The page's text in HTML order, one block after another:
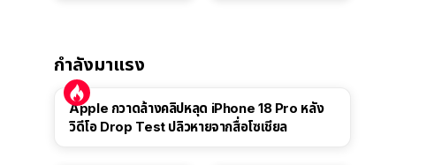
กำลังมาแรง
Apple กวาดล้างคลิปหลุด iPhone 18 Pro หลัง
วิดีโอ Drop Test ปลิวหายจากสื่อโซเชียล